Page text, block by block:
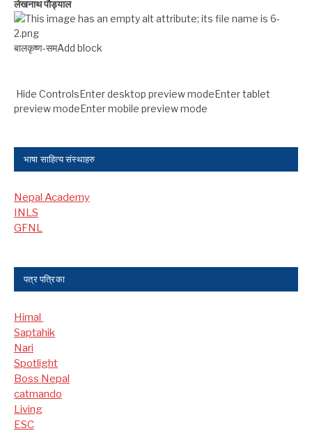
लेखनाथ पौड्याल
बालकृष्ण-सम Add block
Hide ControlsEnter desktop preview modeEnter tablet
preview modeEnter mobile preview mode
भाषा साहित्य संस्थाहरु
Nepal Academy
INLS
GFNL
पत्र पत्रिका
Himal
Saptahik
Nari
Spotlight
Boss Nepal
catmando
Living
ESC